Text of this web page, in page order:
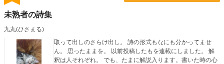
未熟者の詩集
九丸(ひさまる)
取って出しのさらけ出し。 詩の形式もなにも分かってませ
ん。 思ったままを。 以前投稿したもを連載にしました。 解
釈は人それぞれ。 でも、たまに解説入ります。書いた時の心